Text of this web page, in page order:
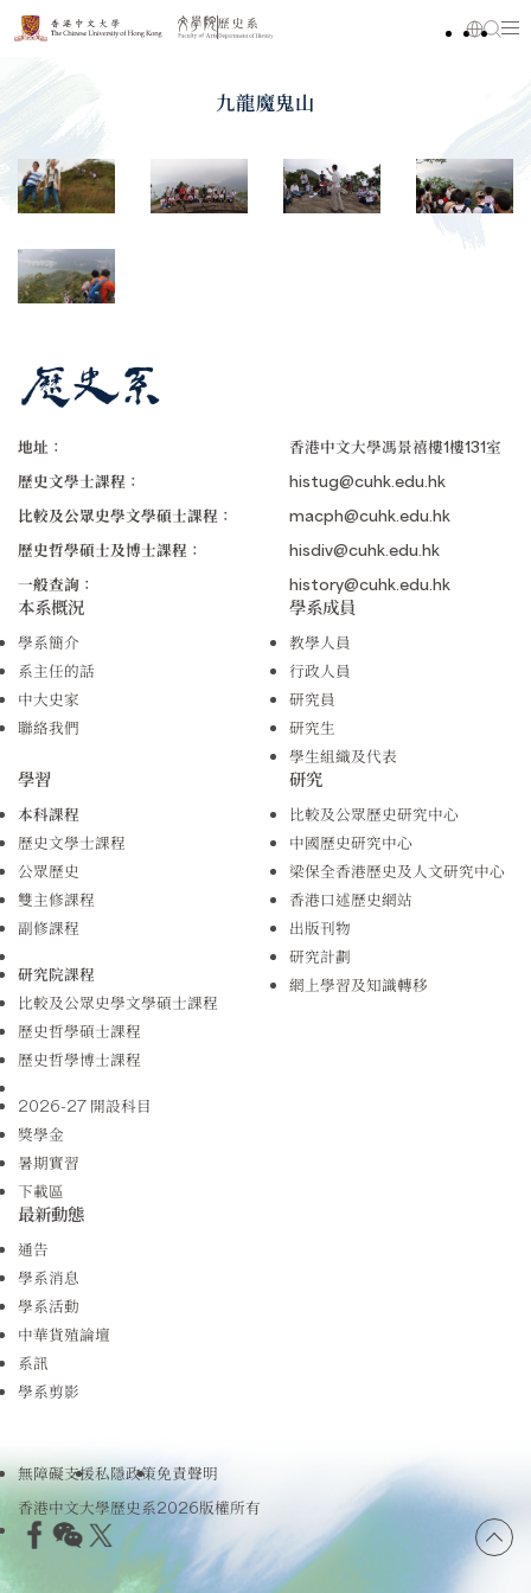
九龍魔鬼山
地址：
香港中文大學馮景禧樓1樓131室
歷史文學士課程：
histug@cuhk.edu.hk
比較及公眾史學文學碩士課程：
macph@cuhk.edu.hk
歷史哲學碩士及博士課程：
hisdiv@cuhk.edu.hk
一般查詢：
history@cuhk.edu.hk
本系概況
學系簡介
系主任的話
中大史家
聯絡我們
學系成員
教學人員
行政人員
研究員
研究生
學生組織及代表
學習
本科課程
歷史文學士課程
公眾歷史
雙主修課程
副修課程
研究院課程
比較及公眾史學文學碩士課程
歷史哲學碩士課程
歷史哲學博士課程
2026-27 開設科目
獎學金
暑期實習
下載區
研究
比較及公眾歷史研究中心
中國歷史研究中心
梁保全香港歷史及人文研究中心
香港口述歷史網站
出版刊物
研究計劃
網上學習及知識轉移
最新動態
通告
學系消息
學系活動
中華貨殖論壇
系訊
學系剪影
無障礙支援私隱政策免責聲明
香港中文大學歷史系2026版權所有